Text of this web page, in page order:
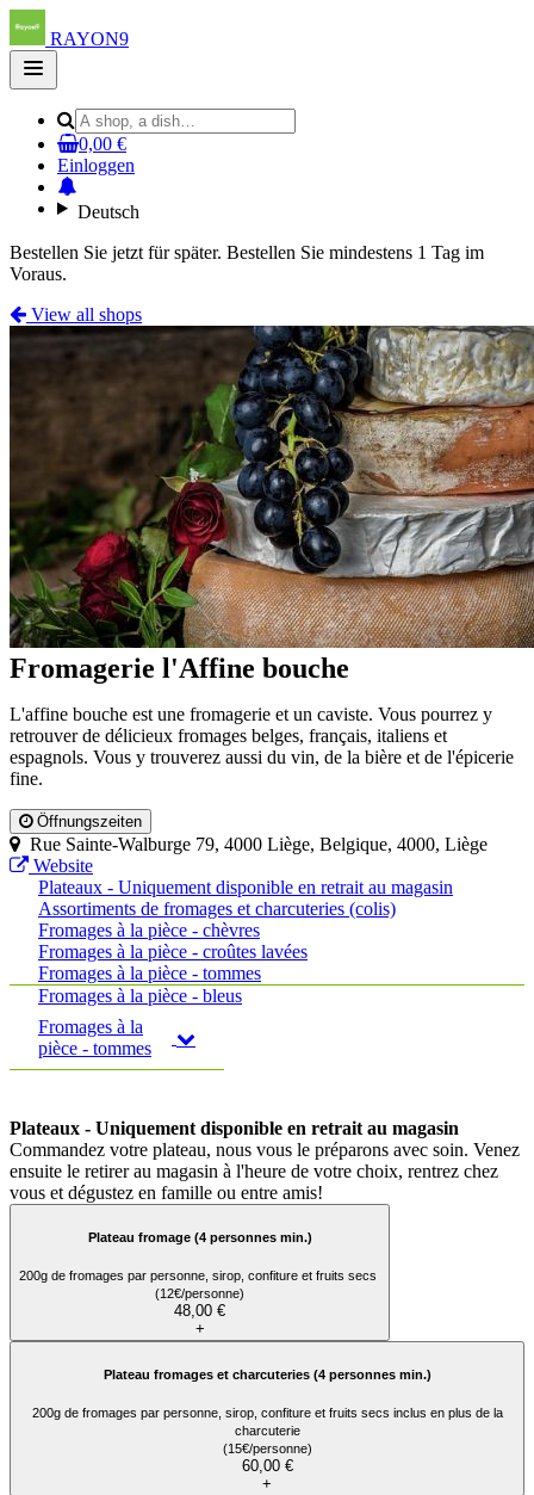
RAYON9
Open
main
0,00 €
Einloggen
Deutsch
Bestellen Sie jetzt für später. Bestellen Sie mindestens 1 Tag im
Voraus.
View all shops
Fromagerie l'Affine bouche
L'affine bouche est une fromagerie et un caviste. Vous pourrez y
retrouver de délicieux fromages belges, français, italiens et
espagnols. Vous y trouverez aussi du vin, de la bière et de l'épicerie
fine.
Öffnungszeiten
Rue Sainte-Walburge 79, 4000 Liège, Belgique, 4000, Liège
Website
Plateaux - Uniquement disponible en retrait au magasin
Assortiments de fromages et charcuteries (colis)
Fromages à la pièce - chèvres
Fromages à la pièce - croûtes lavées
Fromages à la pièce - tommes
Fromages à la pièce - bleus
Fromages à la
pièce - tommes
Plateaux - Uniquement disponible en retrait au magasin
Commandez votre plateau, nous vous le préparons avec soin. Venez
ensuite le retirer au magasin à l'heure de votre choix, rentrez chez
vous et dégustez en famille ou entre amis!
Plateau fromage (4 personnes min.)
200g de fromages par personne, sirop, confiture et fruits secs
(12€/personne)
48,00 €
+
Plateau fromages et charcuteries (4 personnes min.)
200g de fromages par personne, sirop, confiture et fruits secs inclus en plus de la
charcuterie
(15€/personne)
60,00 €
+